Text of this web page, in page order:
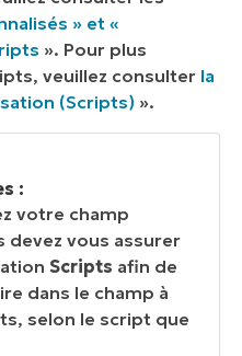
» et «
». Pour plus
veuillez consulter la
(Scripts) ».
:
votre champ
devez vous assurer
Scripts afin de
dans le champ à
selon le script que